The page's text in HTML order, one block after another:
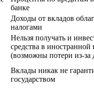
банке
Доходы от вкладов
налогами
Нельзя получать и
средства в иностранной
(возможны потери из-за
Вклады никак не
государством